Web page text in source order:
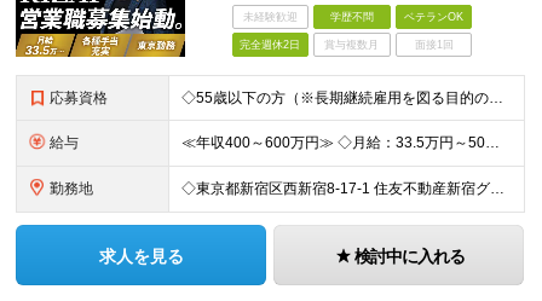
未経験歓迎 学歴不問 ベテランOK
完全週休2日 賞与複数月 面接1回
応募資格 ◇55歳以下の方（※長期継続雇用を図る目的のため） ◇以下の必須スキルをお持ちの方 ≪必須スキル≫ ・BtoBの法人営業経験のある方 ・一都三県での勤務が可能な方 ※学歴不問 ≪歓迎スキル≫ ・内
給与 ≪年収400～600万円≫ ◇月給：33.5万円～50万円 ◇残業代別途支給（固定残業代なし） ◇昇給年2回 実力・実績に応じた評価制度 ￣￣￣￣￣￣￣￣￣￣￣￣￣ 新設ポジションのため、あなたの実
勤務地 ◇東京都新宿区西新宿8-17-1 住友不動産新宿グランドタワー36F ◇現地（店舗・取引先）へ出向く場合もあります 【本社所在地】 東京都新宿区西新宿8-17-1 住友不動産新宿グランドタワー36F
求人を見る 検討中に入れる